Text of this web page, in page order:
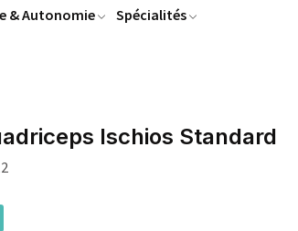
& Autonomie Spécialités
Ischios Standard